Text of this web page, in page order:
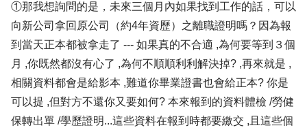
①那我想詢問的是，未來三個月內如果找到工作的話，可以
向新公司拿回原公司（約4年資歷）之離職證明嗎？因為報
到當天正本都被拿走了 --- 如果真的不合適 ,為何要等到３個
月 ,你既然都沒有心了 ,為何不順順利利解決掉? ,再來就是 ,
相關資料都會是給影本 ,難道你畢業證書也會給正本? 你是
可以提 ,但對方不還你又要如何? 本來報到的資料體檢 /勞健
保轉出單 /學歷證明...這些資料在報到時都要繳交 ,且這些個